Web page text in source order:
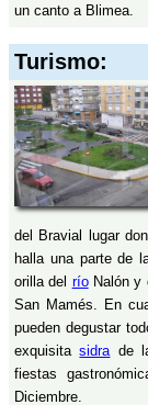
un canto a Blimea.
Turismo:
del Bravial lugar
halla una parte de
orilla del ríoNalón y
San Mamés. En
pueden degustar
exquisitasidra de
fiestas
Diciembre.